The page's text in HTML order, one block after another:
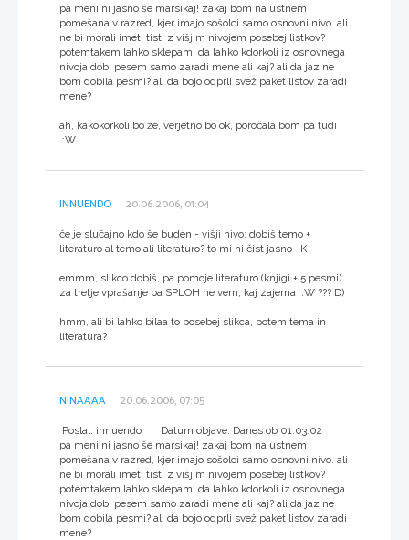
pa meni ni jasno še marsikaj! zakaj bom na ustnem
pomešana v razred, kjer imajo sošolci samo osnovni nivo. ali
ne bi morali imeti tisti z višjim nivojem posebej listkov?
potemtakem lahko sklepam, da lahko kdorkoli iz osnovnega
nivoja dobi pesem samo zaradi mene ali kaj? ali da jaz ne
bom dobila pesmi? ali da bojo odprli svež paket listov zaradi
mene?
ah, kakokorkoli bo že, verjetno bo ok, poročala bom pa tudi
:W
INNUENDO 20.06.2006, 01:04
če je slučajno kdo še buden - višji nivo: dobiš temo +
literaturo al temo ali literaturo? to mi ni čist jasno :K
emmm, slikco dobiš, pa pomoje literaturo (knjigi + 5 pesmi).
za tretje vprašanje pa SPLOH ne vem, kaj zajema :W ??? D)
hmm, ali bi lahko bilaa to posebej slikca, potem tema in
literatura?
NINAAAA 20.06.2006, 07:05
Poslal: innuendo Datum objave: Danes ob 01:03:02
pa meni ni jasno še marsikaj! zakaj bom na ustnem
pomešana v razred, kjer imajo sošolci samo osnovni nivo. ali
ne bi morali imeti tisti z višjim nivojem posebej listkov?
potemtakem lahko sklepam, da lahko kdorkoli iz osnovnega
nivoja dobi pesem samo zaradi mene ali kaj? ali da jaz ne
bom dobila pesmi? ali da bojo odprli svež paket listov zaradi
mene?